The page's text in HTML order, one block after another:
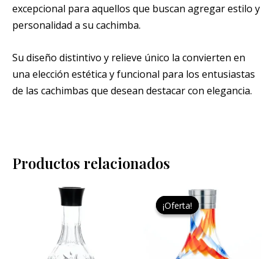
excepcional para aquellos que buscan agregar estilo y
personalidad a su cachimba.
Su diseño distintivo y relieve único la convierten en
una elección estética y funcional para los entusiastas
de las cachimbas que desean destacar con elegancia.
Productos relacionados
¡Oferta!
¡Oferta!